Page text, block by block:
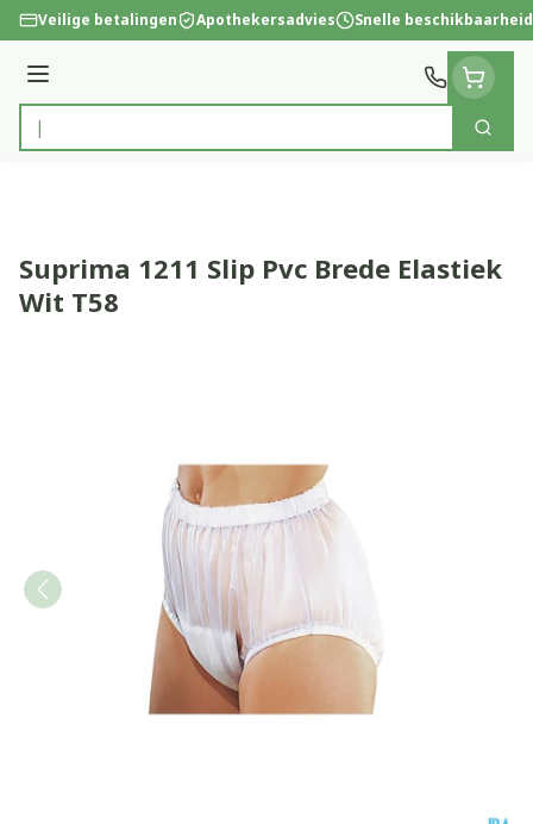
Ga naar de inhoud
Veilige betalingen Apothekersadvies Snelle beschikbaarheid
Menu
Product, merk, categorie...
Zoek
Suprima 1211 Slip Pvc Brede Elastiek
Wit T58